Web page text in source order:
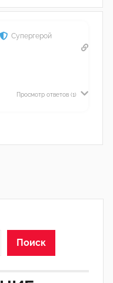
Супергерой
Просмотр ответов (1)
Поиск